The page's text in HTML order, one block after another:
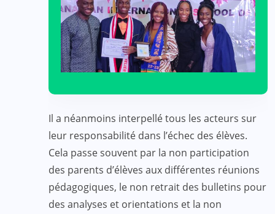
Il a néanmoins interpellé tous les acteurs sur
leur responsabilité dans l’échec des élèves.
Cela passe souvent par la non participation
des parents d’élèves aux différentes réunions
pédagogiques, le non retrait des bulletins pour
des analyses et orientations et la non